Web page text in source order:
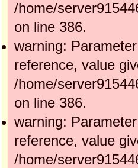
/home/
on line 386.
warning:
reference, value
/home/
on line 386.
warning:
reference, value
/home/